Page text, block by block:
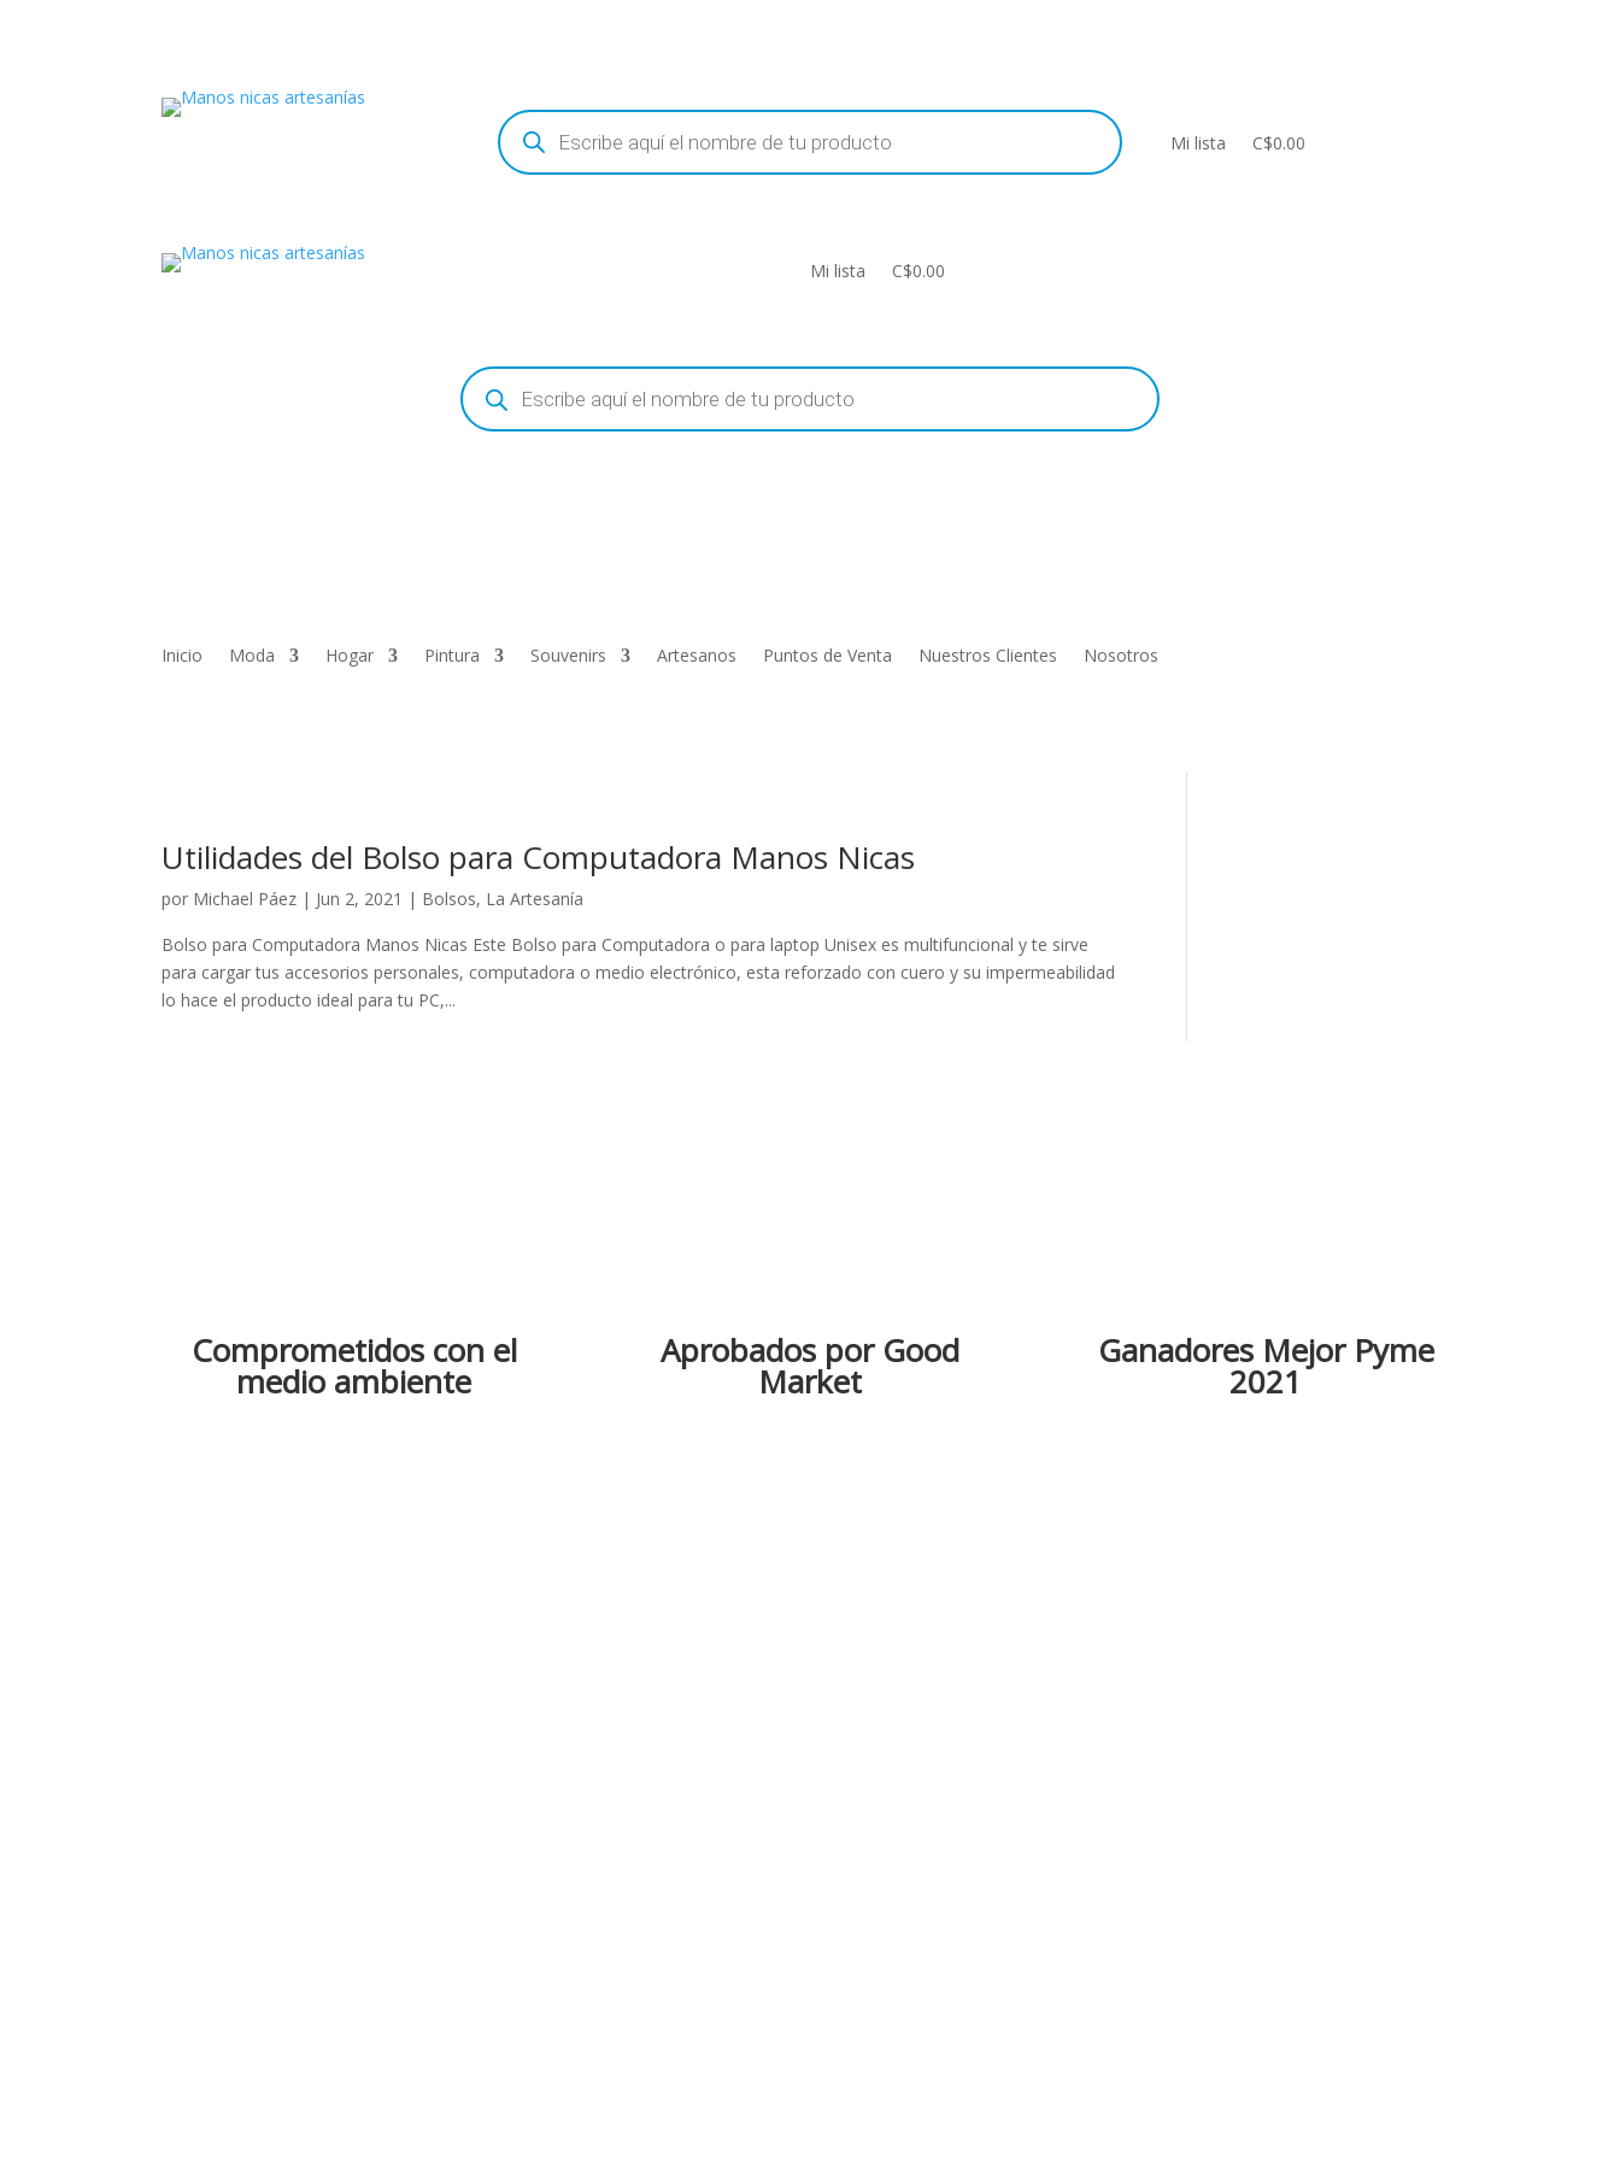
Búsqueda
de
productos Mi lista C$0.00
Mi lista C$0.00
Búsqueda
de
productos
Inicio Moda Hogar Pintura Souvenirs Artesanos Puntos de Venta Nuestros Clientes Nosotros
Utilidades del Bolso para Computadora Manos Nicas
por Michael Páez | Jun 2, 2021 | Bolsos, La Artesanía
Bolso para Computadora Manos Nicas Este Bolso para Computadora o para laptop Unisex es multifuncional y te sirve
para cargar tus accesorios personales, computadora o medio electrónico, esta reforzado con cuero y su impermeabilidad
lo hace el producto ideal para tu PC,...
Comprometidos con el
medio ambiente
Aprobados por Good
Market
Ganadores Mejor Pyme
2021